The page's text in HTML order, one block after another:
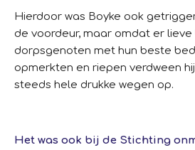
Hierdoor was Boyke ook
de voordeur, maar omdat er lieve
dorpsgenoten met hun beste
opmerkten en riepen verdween
steeds hele drukke wegen op.
Het was ook bij de Stichting